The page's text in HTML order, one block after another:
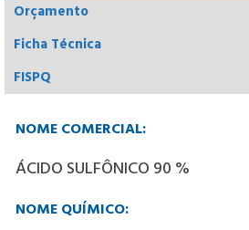
Orçamento
Ficha Técnica
FISPQ
NOME COMERCIAL:
ÁCIDO SULFÔNICO 90 %
NOME QUÍMICO: